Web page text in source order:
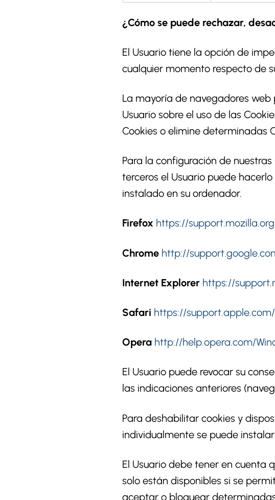
¿Cómo se puede rechazar,
El Usuario tiene la opción de
cualquier momento respecto de
La mayoría de navegadores
Usuario sobre el uso de las
Cookies o elimine determinadas
Para la configuración de
terceros el Usuario puede
instalado en su ordenador.
Firefox https://
Chrome http://
Internet Explorer https://
Safari https://
Opera http://help.opera.com/
El Usuario puede revocar su
las indicaciones anteriores
Para deshabilitar cookies y
individualmente se puede
El Usuario debe tener en cuenta
solo están disponibles si se
aceptar o bloquear